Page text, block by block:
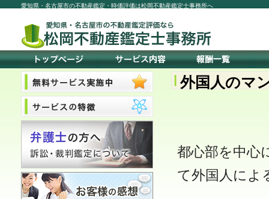
愛知県・名古屋市の不動産鑑定・時価評価は松岡不動産鑑定士事務所へ
外国人のマ
都心部を中心
て外国人によ